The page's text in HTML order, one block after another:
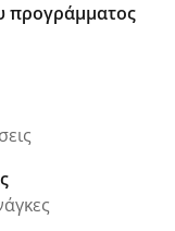
προγράμματος